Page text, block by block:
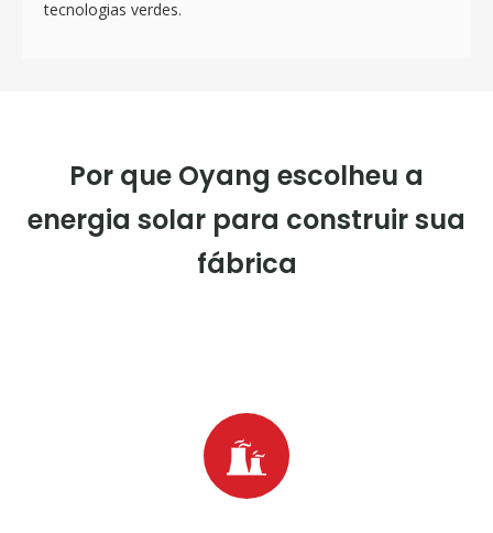
tecnologias verdes.
Por que Oyang escolheu a
energia solar para construir sua
fábrica